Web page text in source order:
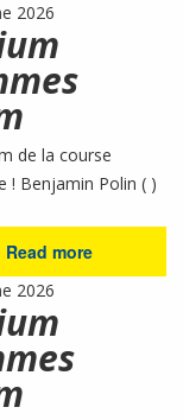
2026
de la course
! Benjamin Polin ( )
Read more
2026